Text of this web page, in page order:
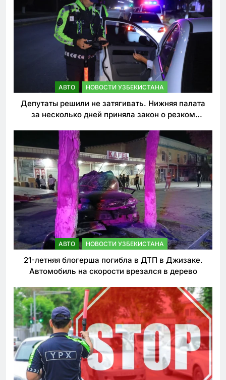
АВТО НОВОСТИ УЗБЕКИСТАНА
Депутаты решили не затягивать. Нижняя палата
за несколько дней приняла закон о резком
АВТО НОВОСТИ УЗБЕКИСТАНА
21-летняя блогерша погибла в ДТП в Джизаке.
Автомобиль на скорости врезался в дерево